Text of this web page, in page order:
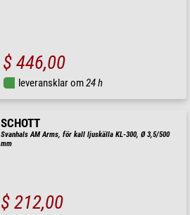
$ 446,00
leveransklar om24 h
SCHOTT
Svanhals AM Arms, för kall ljuskälla KL-300, Ø 3,5/500
mm
$ 212,00